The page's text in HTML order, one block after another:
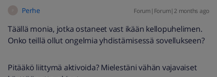
Perhe Forum|Forum|2 months ago
Täällä monia, jotka ostaneet vast ikään kellopuhelimen.
Onko teillä ollut ongelmia yhdistämisessä sovellukseen?
Pitääkö liittymä aktivoida? Mielestäni vähän vajavaiset